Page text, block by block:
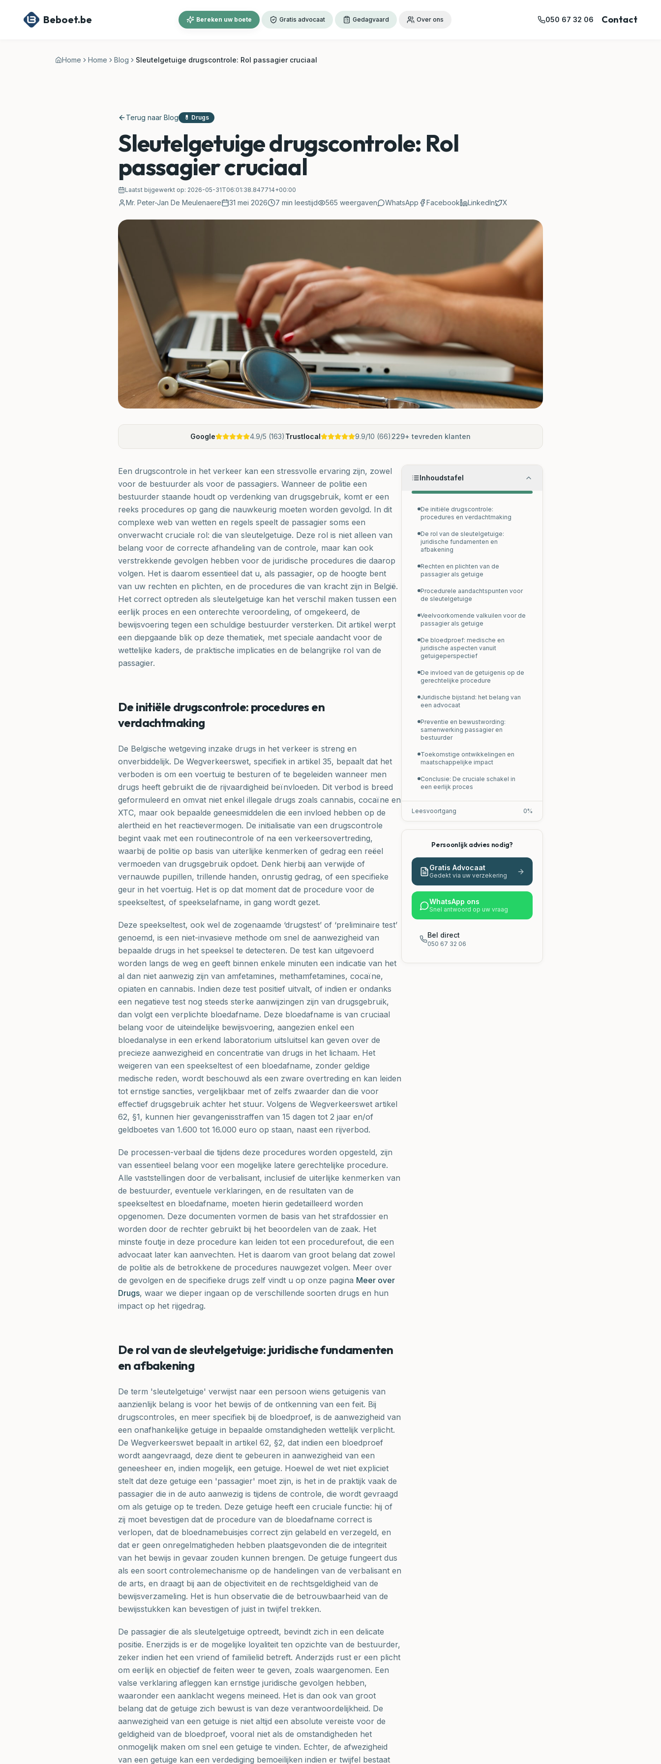
Beboet.be Bereken uw boete Gratis advocaat Gedagvaard Over ons 050 67 32 06 Contact
Home Home Blog Sleutelgetuige drugscontrole: Rol passagier cruciaal
Terug naar Blog 💊 Drugs
Sleutelgetuige drugscontrole: Rol
passagier cruciaal
Laatst bijgewerkt op: 2026-05-31T06:01:38.847714+00:00
Mr. Peter-Jan De Meulenaere 31 mei 2026 7 min leestijd 565 weergaven WhatsApp Facebook LinkedIn X
Google 4.9/5 (163) Trustlocal 9.9/10 (66) 229+ tevreden klanten
Een drugscontrole in het verkeer kan een stressvolle ervaring zijn, zowel
voor de bestuurder als voor de passagiers. Wanneer de politie een
bestuurder staande houdt op verdenking van drugsgebruik, komt er een
reeks procedures op gang die nauwkeurig moeten worden gevolgd. In dit
complexe web van wetten en regels speelt de passagier soms een
onverwacht cruciale rol: die van sleutelgetuige. Deze rol is niet alleen van
belang voor de correcte afhandeling van de controle, maar kan ook
verstrekkende gevolgen hebben voor de juridische procedures die daarop
volgen. Het is daarom essentieel dat u, als passagier, op de hoogte bent
van uw rechten en plichten, en de procedures die van kracht zijn in België.
Het correct optreden als sleutelgetuige kan het verschil maken tussen een
eerlijk proces en een onterechte veroordeling, of omgekeerd, de
bewijsvoering tegen een schuldige bestuurder versterken. Dit artikel werpt
een diepgaande blik op deze thematiek, met speciale aandacht voor de
wettelijke kaders, de praktische implicaties en de belangrijke rol van de
passagier.
De initiële drugscontrole: procedures en
verdachtmaking
De Belgische wetgeving inzake drugs in het verkeer is streng en
onverbiddelijk. De Wegverkeerswet, specifiek in artikel 35, bepaalt dat het
verboden is om een voertuig te besturen of te begeleiden wanneer men
drugs heeft gebruikt die de rijvaardigheid beïnvloeden. Dit verbod is breed
geformuleerd en omvat niet enkel illegale drugs zoals cannabis, cocaïne en
XTC, maar ook bepaalde geneesmiddelen die een invloed hebben op de
alertheid en het reactievermogen. De initialisatie van een drugscontrole
begint vaak met een routinecontrole of na een verkeersovertreding,
waarbij de politie op basis van uiterlijke kenmerken of gedrag een reëel
vermoeden van drugsgebruik opdoet. Denk hierbij aan verwijde of
vernauwde pupillen, trillende handen, onrustig gedrag, of een specifieke
geur in het voertuig. Het is op dat moment dat de procedure voor de
speekseltest, of speekselafname, in gang wordt gezet.
Deze speekseltest, ook wel de zogenaamde ‘drugstest’ of ‘preliminaire test’
genoemd, is een niet-invasieve methode om snel de aanwezigheid van
bepaalde drugs in het speeksel te detecteren. De test kan uitgevoerd
worden langs de weg en geeft binnen enkele minuten een indicatie van het
al dan niet aanwezig zijn van amfetamines, methamfetamines, cocaïne,
opiaten en cannabis. Indien deze test positief uitvalt, of indien er ondanks
een negatieve test nog steeds sterke aanwijzingen zijn van drugsgebruik,
dan volgt een verplichte bloedafname. Deze bloedafname is van cruciaal
belang voor de uiteindelijke bewijsvoering, aangezien enkel een
bloedanalyse in een erkend laboratorium uitsluitsel kan geven over de
precieze aanwezigheid en concentratie van drugs in het lichaam. Het
weigeren van een speekseltest of een bloedafname, zonder geldige
medische reden, wordt beschouwd als een zware overtreding en kan leiden
tot ernstige sancties, vergelijkbaar met of zelfs zwaarder dan die voor
effectief drugsgebruik achter het stuur. Volgens de Wegverkeerswet artikel
62, §1, kunnen hier gevangenisstraffen van 15 dagen tot 2 jaar en/of
geldboetes van 1.600 tot 16.000 euro op staan, naast een rijverbod.
De processen-verbaal die tijdens deze procedures worden opgesteld, zijn
van essentieel belang voor een mogelijke latere gerechtelijke procedure.
Alle vaststellingen door de verbalisant, inclusief de uiterlijke kenmerken van
de bestuurder, eventuele verklaringen, en de resultaten van de
speekseltest en bloedafname, moeten hierin gedetailleerd worden
opgenomen. Deze documenten vormen de basis van het strafdossier en
worden door de rechter gebruikt bij het beoordelen van de zaak. Het
minste foutje in deze procedure kan leiden tot een procedurefout, die een
advocaat later kan aanvechten. Het is daarom van groot belang dat zowel
de politie als de betrokkene de procedures nauwgezet volgen. Meer over
de gevolgen en de specifieke drugs zelf vindt u op onze pagina Meer over
Drugs, waar we dieper ingaan op de verschillende soorten drugs en hun
impact op het rijgedrag.
De rol van de sleutelgetuige: juridische fundamenten
en afbakening
De term 'sleutelgetuige' verwijst naar een persoon wiens getuigenis van
aanzienlijk belang is voor het bewijs of de ontkenning van een feit. Bij
drugscontroles, en meer specifiek bij de bloedproef, is de aanwezigheid van
een onafhankelijke getuige in bepaalde omstandigheden wettelijk verplicht.
De Wegverkeerswet bepaalt in artikel 62, §2, dat indien een bloedproef
wordt aangevraagd, deze dient te gebeuren in aanwezigheid van een
geneesheer en, indien mogelijk, een getuige. Hoewel de wet niet expliciet
stelt dat deze getuige een 'passagier' moet zijn, is het in de praktijk vaak de
passagier die in de auto aanwezig is tijdens de controle, die wordt gevraagd
om als getuige op te treden. Deze getuige heeft een cruciale functie: hij of
zij moet bevestigen dat de procedure van de bloedafname correct is
verlopen, dat de bloednamebuisjes correct zijn gelabeld en verzegeld, en
dat er geen onregelmatigheden hebben plaatsgevonden die de integriteit
van het bewijs in gevaar zouden kunnen brengen. De getuige fungeert dus
als een soort controlemechanisme op de handelingen van de verbalisant en
de arts, en draagt bij aan de objectiviteit en de rechtsgeldigheid van de
bewijsverzameling. Het is hun observatie die de betrouwbaarheid van de
bewijsstukken kan bevestigen of juist in twijfel trekken.
De passagier die als sleutelgetuige optreedt, bevindt zich in een delicate
positie. Enerzijds is er de mogelijke loyaliteit ten opzichte van de bestuurder,
zeker indien het een vriend of familielid betreft. Anderzijds rust er een plicht
om eerlijk en objectief de feiten weer te geven, zoals waargenomen. Een
valse verklaring afleggen kan ernstige juridische gevolgen hebben,
waaronder een aanklacht wegens meineed. Het is dan ook van groot
belang dat de getuige zich bewust is van deze verantwoordelijkheid. De
aanwezigheid van een getuige is niet altijd een absolute vereiste voor de
geldigheid van de bloedproef, vooral niet als de omstandigheden het
onmogelijk maken om snel een getuige te vinden. Echter, de afwezigheid
van een getuige kan een verdediging bemoeilijken indien er twijfel bestaat
Inhoudstafel
De initiële drugscontrole:
procedures en verdachtmaking
De rol van de sleutelgetuige:
juridische fundamenten en
afbakening
Rechten en plichten van de
passagier als getuige
Procedurele aandachtspunten voor
de sleutelgetuige
Veelvoorkomende valkuilen voor de
passagier als getuige
De bloedproef: medische en
juridische aspecten vanuit
getuigeperspectief
De invloed van de getuigenis op de
gerechtelijke procedure
Juridische bijstand: het belang van
een advocaat
Preventie en bewustwording:
samenwerking passagier en
bestuurder
Toekomstige ontwikkelingen en
maatschappelijke impact
Conclusie: De cruciale schakel in
een eerlijk proces
Leesvoortgang 0%
Persoonlijk advies nodig?
Gratis Advocaat
Gedekt via uw verzekering
WhatsApp ons
Snel antwoord op uw vraag
Bel direct
050 67 32 06